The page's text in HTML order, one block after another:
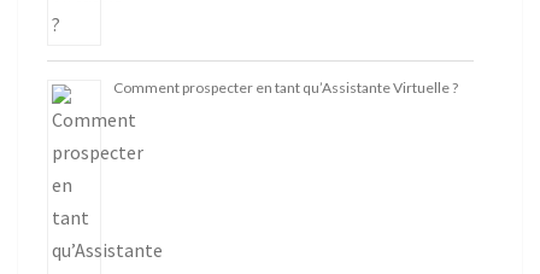
Comment prospecter en tant qu’Assistante Virtuelle ?